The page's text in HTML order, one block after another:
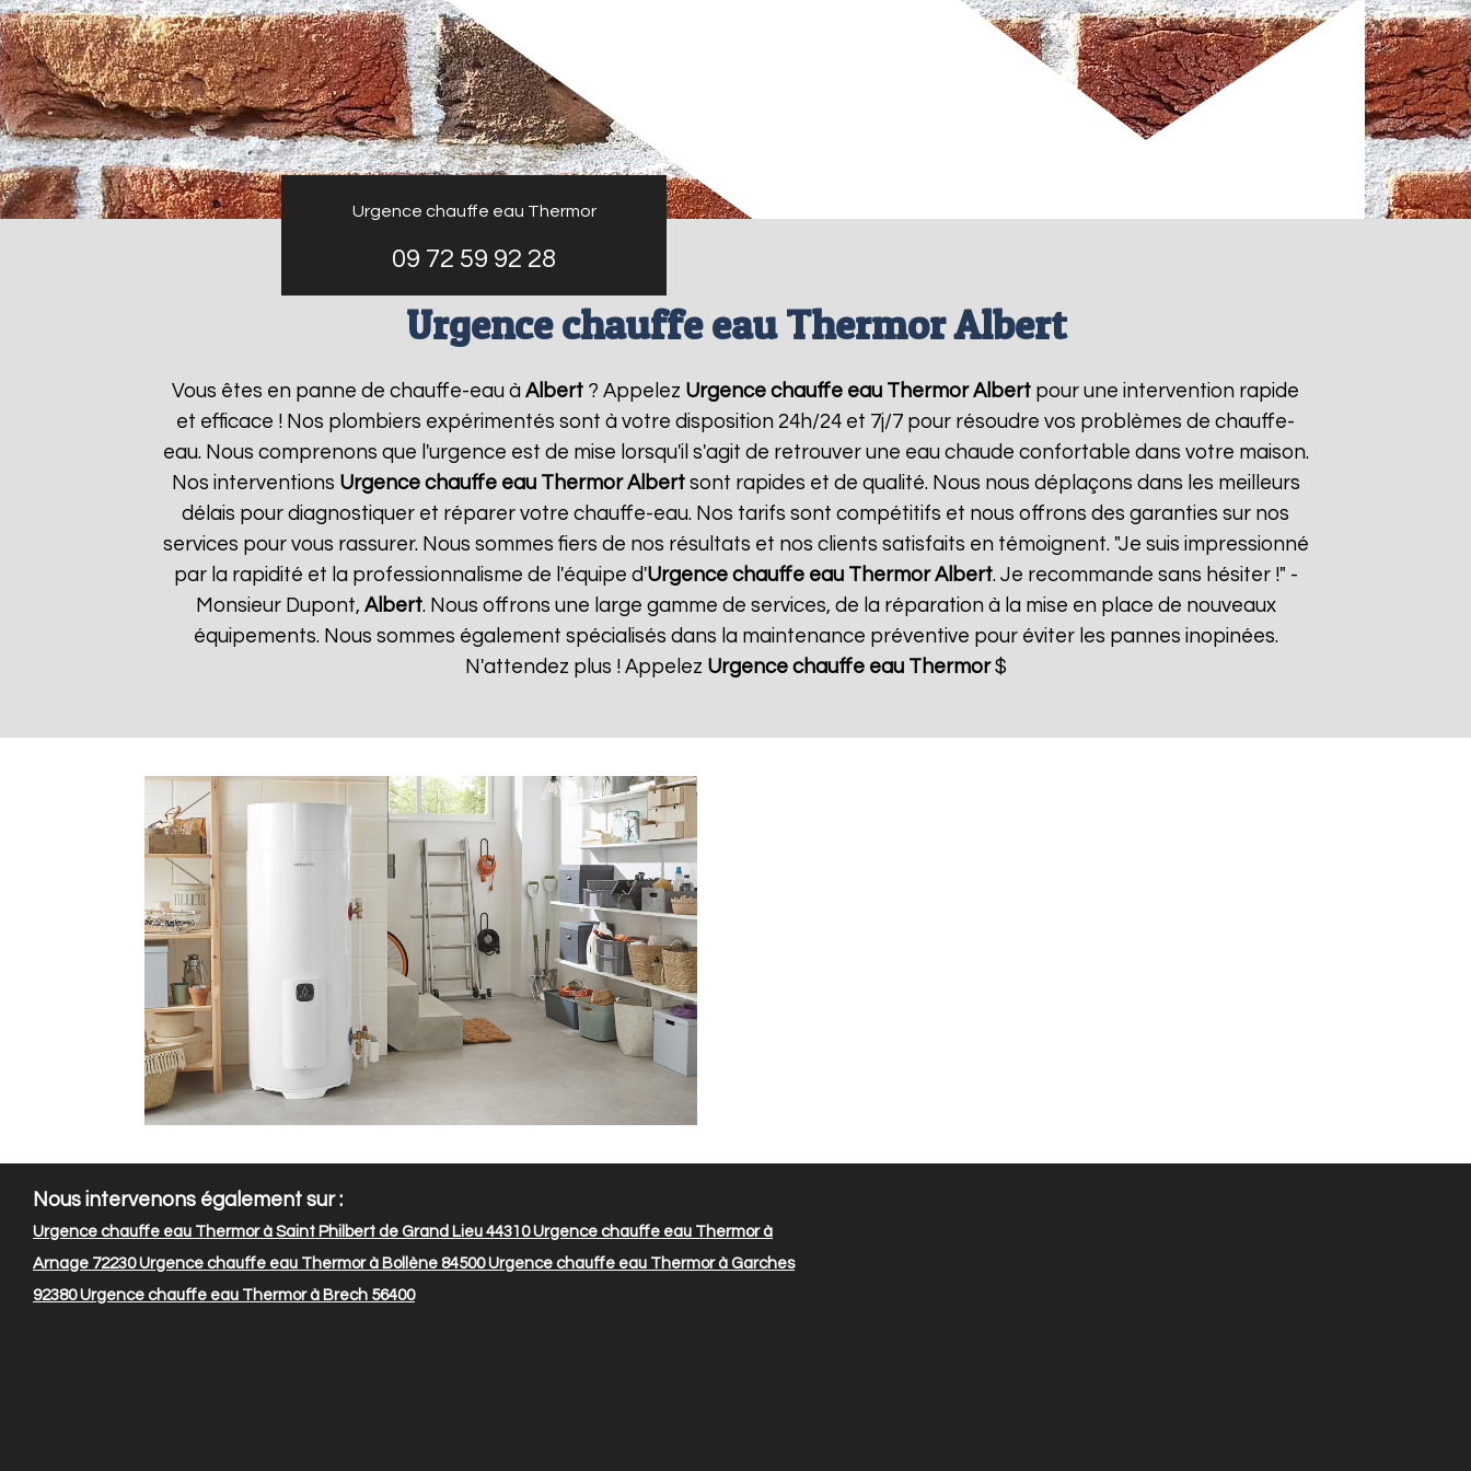
Urgence chauffe eau Thermor
09 72 59 92 28
Urgence chauffe eau Thermor Albert
Vous êtes en panne de chauffe-eau à Albert ? Appelez Urgence chauffe eau Thermor Albert pour une intervention rapide
et efficace ! Nos plombiers expérimentés sont à votre disposition 24h/24 et 7j/7 pour résoudre vos problèmes de chauffe-
eau. Nous comprenons que l'urgence est de mise lorsqu'il s'agit de retrouver une eau chaude confortable dans votre maison.
Nos interventions Urgence chauffe eau Thermor Albertsont rapides et de qualité. Nous nous déplaçons dans les meilleurs
délais pour diagnostiquer et réparer votre chauffe-eau. Nos tarifs sont compétitifs et nous offrons des garanties sur nos
services pour vous rassurer. Nous sommes fiers de nos résultats et nos clients satisfaits en témoignent. "Je suis impressionné
par la rapidité et la professionnalisme de l'équipe d'Urgence chauffe eau Thermor Albert. Je recommande sans hésiter !" -
Monsieur Dupont, Albert. Nous offrons une large gamme de services, de la réparation à la mise en place de nouveaux
équipements. Nous sommes également spécialisés dans la maintenance préventive pour éviter les pannes inopinées.
N'attendez plus ! Appelez Urgence chauffe eau Thermor$
Nous intervenons également sur :
Urgence chauffe eau Thermor à Saint Philbert de Grand Lieu 44310Urgence chauffe eau Thermor à
Arnage 72230Urgence chauffe eau Thermor à Bollène 84500Urgence chauffe eau Thermor à Garches
92380Urgence chauffe eau Thermor à Brech 56400